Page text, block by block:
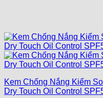
Kem Chống Nắng Kiểm
Dry Touch Oil Control